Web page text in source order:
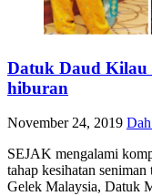
Datuk Daud Kilau
hiburan
November 24, 2019
SEJAK mengalami
tahap kesihatan
Gelek Malaysia, Datuk